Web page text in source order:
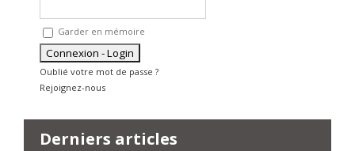
Garder en mémoire
Oublié votre mot de passe ?
Rejoignez-nous
Derniers articles